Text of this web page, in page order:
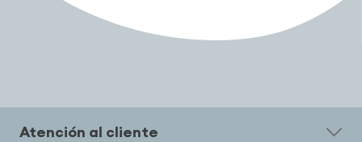
Atención al cliente